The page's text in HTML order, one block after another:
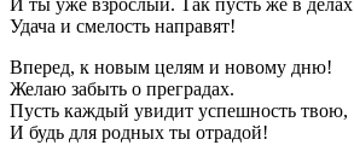
И ты уже взрослый. Так пусть же в делах
Удача и смелость направят!
Вперед, к новым целям и новому дню!
Желаю забыть о преградах.
Пусть каждый увидит успешность твою,
И будь для родных ты отрадой!